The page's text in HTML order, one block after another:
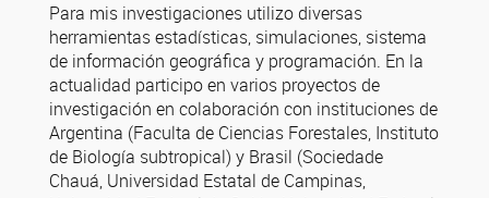
Para mis investigaciones utilizo diversas
herramientas estadísticas, simulaciones, sistema
de información geográfica y programación. En la
actualidad participo en varios proyectos de
investigación en colaboración con instituciones de
Argentina (Faculta de Ciencias Forestales, Instituto
de Biología subtropical) y Brasil (Sociedade
Chauá, Universidad Estatal de Campinas,